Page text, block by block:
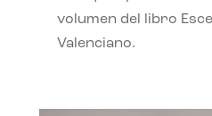
volumen del libro
Valenciano.